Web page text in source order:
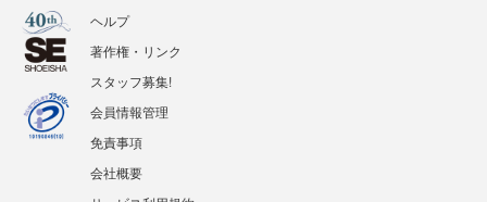
ヘルプ
著作権・リンク
スタッフ募集!
会員情報管理
免責事項
会社概要